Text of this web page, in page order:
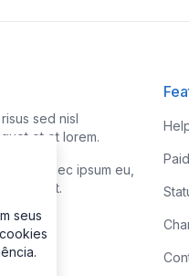
sed nisl
et et lorem.
gravida nec ipsum eu,
velit.
seus